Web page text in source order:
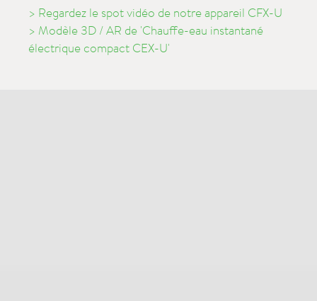
> Regardez le spot vidéo de notre appareil CFX-U
> Modèle 3D / AR de 'Chauffe-eau instantané
électrique compact CEX-U'